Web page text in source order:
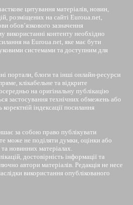
цитування матеріалів, новин,
розміщених на сайті Euroua.net,
обов’язкового зазначення
контенту необхідно
на Euroua.net, яке має бути
системами та доступним для
портали, блоги та інші онлайн-ресурси
клікабельне та відкрите
на оригінальну публікацію
застосування технічних обмежень або
індексації посилання
за собою право публікувати
може не поділяти думки, оцінки або
новинних матеріалах.
достовірність інформації та
автори матеріалів. Редакція не несе
використання опублікованого